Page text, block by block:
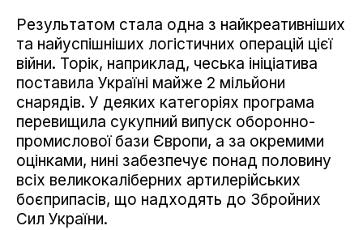
Результатом стала одна з найкреативніших
та найуспішніших логістичних операцій цієї
війни. Торік, наприклад, чеська ініціатива
поставила Україні майже 2 мільйони
снарядів. У деяких категоріях програма
перевищила сукупний випуск оборонно-
промислової бази Європи, а за окремими
оцінками, нині забезпечує понад половину
всіх великокаліберних артилерійських
боєприпасів, що надходять до Збройних
Сил України.